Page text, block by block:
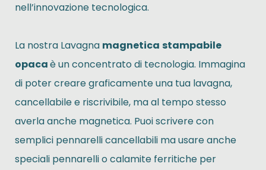
nell’innovazione tecnologica.
La nostra Lavagna magnetica stampabile
opacaè un concentrato di tecnologia. Immagina
di poter creare graficamente una tua lavagna,
cancellabile e riscrivibile, ma al tempo stesso
averla anche magnetica. Puoi scrivere con
semplici pennarelli cancellabili ma usare anche
speciali pennarelli o calamite ferritiche per